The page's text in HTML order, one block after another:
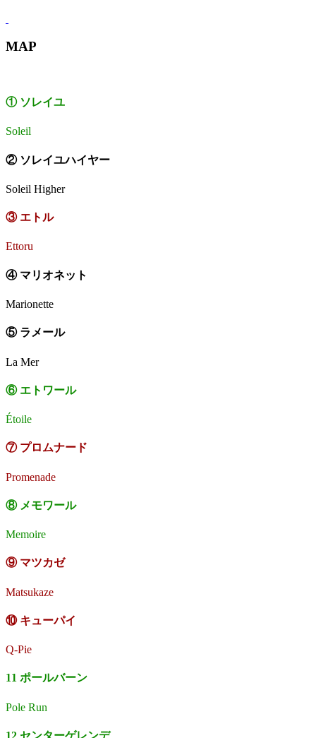
MAP
① ソレイユ
Soleil
② ソレイユハイヤー
Soleil Higher
③ エトル
Ettoru
④ マリオネット
Marionette
⑤ ラメール
La Mer
⑥ エトワール
Étoile
⑦ プロムナード
Promenade
⑧ メモワール
Memoire
⑨ マツカゼ
Matsukaze
⑩ キューパイ
Q-Pie
11 ポールバーン
Pole Run
12 センターゲレンデ